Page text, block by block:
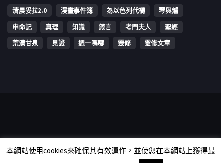
清晨妥拉2.0
漫畫事件簿 為以色列代禱
琴與爐
申命記
真理 知識 箴言 考門夫人
聖經
荒漠甘泉
見證 週一嗎哪 靈修 靈修文章
rights reserved.
本網站使用cookies來確保其有效運作，並使您在本網站上獲得最